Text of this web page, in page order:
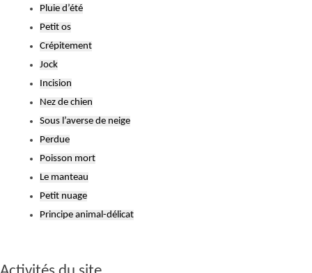
Pluie d’été
Petit os
Crépitement
Jock
Incision
Nez de chien
Sous l’averse de neige
Perdue
Poisson mort
Le manteau
Petit nuage
Principe animal-délicat